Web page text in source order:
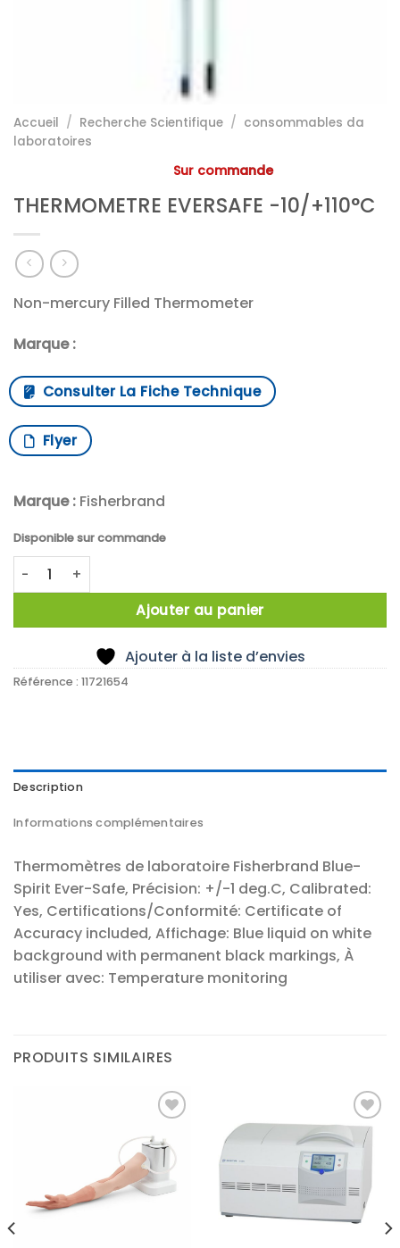
Accueil / Recherche Scientifique / consommables da
laboratoires
Sur commande
THERMOMETRE EVERSAFE -10/+110°C
Non-mercury Filled Thermometer
Marque :
Consulter La Fiche Technique
Flyer
Marque : Fisherbrand
Disponible sur commande
quantité de THERMOMETRE EVERSAFE -10/+110°C
Ajouter au panier
Ajouter à la liste d’envies
Référence : 11721654
Description
Informations complémentaires
Thermomètres de laboratoire Fisherbrand Blue-
Spirit Ever-Safe, Précision: +/-1 deg.C, Calibrated:
Yes, Certifications/Conformité: Certificate of
Accuracy included, Affichage: Blue liquid on white
background with permanent black markings, À
utiliser avec: Temperature monitoring
PRODUITS SIMILAIRES
Ajouter
à la liste
d’envies
Ajouter
à la liste
d’envies